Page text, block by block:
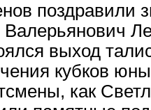
поздравили
Валерьянович
выход
кубков
как